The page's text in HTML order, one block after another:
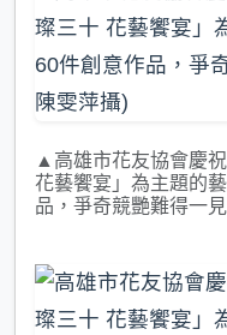
▲高雄市花友協會慶
花藝饗宴」為主題的
品，爭奇競艷難得一